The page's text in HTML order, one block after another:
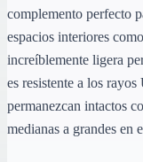
complemento perfecto
espacios interiores
increíblemente ligera
es resistente a los
permanezcan intactos
medianas a grandes en